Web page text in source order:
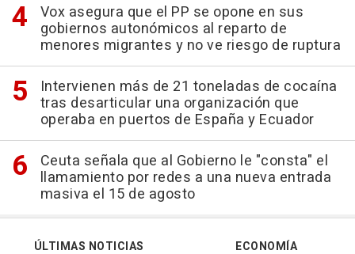
Vox asegura que el PP se opone en sus
gobiernos autonómicos al reparto de
menores migrantes y no ve riesgo de ruptura
Intervienen más de 21 toneladas de cocaína
tras desarticular una organización que
operaba en puertos de España y Ecuador
Ceuta señala que al Gobierno le "consta" el
llamamiento por redes a una nueva entrada
masiva el 15 de agosto
ÚLTIMAS NOTICIAS
ECONOMÍA